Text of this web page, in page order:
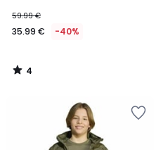
59.99 €
35.99 € -40%
4
/